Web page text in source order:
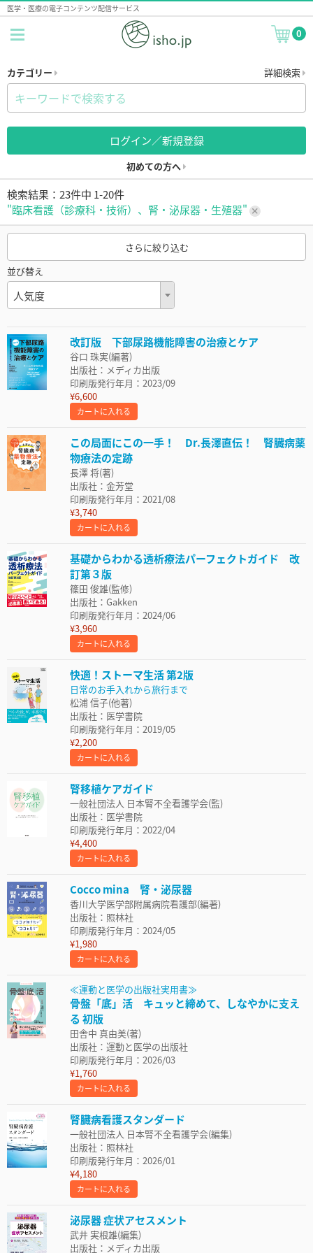
医学・医療の電子コンテンツ配信サービス
0
カテゴリー 詳細検索
ログイン／新規登録
初めての方へ
検索結果：23件中 1-20件
"臨床看護（診療科・技術）、腎・泌尿器・生殖器"
さらに絞り込む
並び替え
人気度
改訂版 下部尿路機能障害の治療とケア
谷口 珠実(編著)
出版社：メディカ出版
印刷版発行年月：2023/09
¥6,600
カートに入れる
この局面にこの一手！ Dr.長澤直伝！ 腎臓病薬
物療法の定跡
長澤 将(著)
出版社：金芳堂
印刷版発行年月：2021/08
¥3,740
カートに入れる
基礎からわかる透析療法パーフェクトガイド 改
訂第３版
篠田 俊雄(監修)
出版社：Gakken
印刷版発行年月：2024/06
¥3,960
カートに入れる
快適！ストーマ生活 第2版
日常のお手入れから旅行まで
松浦 信子(他著)
出版社：医学書院
印刷版発行年月：2019/05
¥2,200
カートに入れる
腎移植ケアガイド
一般社団法人 日本腎不全看護学会(監)
出版社：医学書院
印刷版発行年月：2022/04
¥4,400
カートに入れる
Cocco mina 腎・泌尿器
香川大学医学部附属病院看護部(編著)
出版社：照林社
印刷版発行年月：2024/05
¥1,980
カートに入れる
≪運動と医学の出版社実用書≫
骨盤「底」活 キュッと締めて、しなやかに支え
る 初版
田舎中 真由美(著)
出版社：運動と医学の出版社
印刷版発行年月：2026/03
¥1,760
カートに入れる
腎臓病看護スタンダード
一般社団法人 日本腎不全看護学会(編集)
出版社：照林社
印刷版発行年月：2026/01
¥4,180
カートに入れる
泌尿器 症状アセスメント
武井 実根雄(編集)
出版社：メディカ出版